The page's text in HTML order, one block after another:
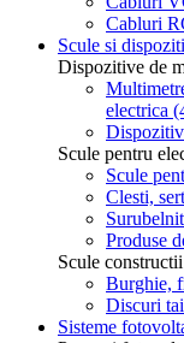
Cabluri
Scule si
Dispozitive de
electrica
Scule pentru
Scule
Clesti,
Produse
Scule constructii
Burghie,
Discuri
Sisteme